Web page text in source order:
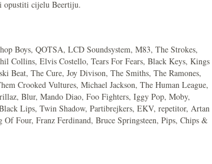
opustiti cijelu Beertiju.
Boys, QOTSA, LCD Soundsystem, M83, The Strokes,
Collins, Elvis Costello, Tears For Fears, Black Keys, Kings
Beat, The Cure, Joy Divison, The Smiths, The Ramones,
Crooked Vultures, Michael Jackson, The Human League,
Blur, Mando Diao, Foo Fighters, Iggy Pop, Moby,
Lips, Twin Shadow, Partibrejkers, EKV, repetitor, Artan
Four, Franz Ferdinand, Bruce Springsteen, Pips, Chips &